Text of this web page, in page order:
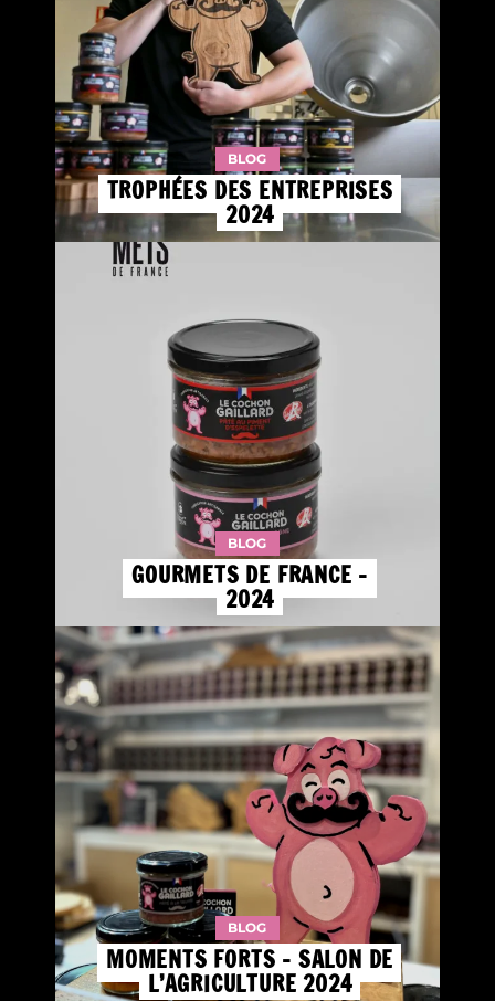
BLOG
TROPHÉES DES ENTREPRISES
2024
BLOG
GOURMETS DE FRANCE –
2024
BLOG
MOMENTS FORTS – SALON DE
L’AGRICULTURE 2024